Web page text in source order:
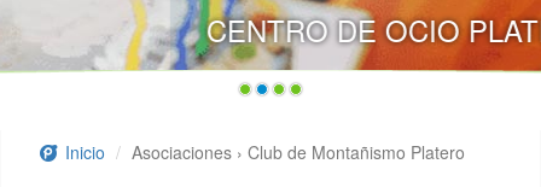
CENTRO DE OCIO PLATEROTECA
Inicio Asociaciones › Club de Montañismo Platero